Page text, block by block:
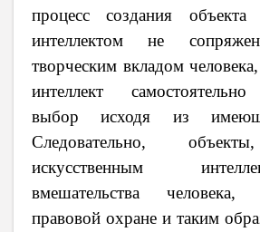
процесс создания объекта
интеллектом не
творческим вкладом
интеллект
выбор исходя из
Следовательно,
искусственным
вмешательства
правовой охране и таким